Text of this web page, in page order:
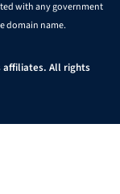
with any government
domain name.
affiliates. All rights